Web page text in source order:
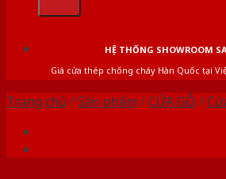
HỆ THỐNG SHOWROOM
Giá cửa thép chống cháy Hàn Quốc tại
Trang chủ /Sản phẩm /CỬA GỖ /